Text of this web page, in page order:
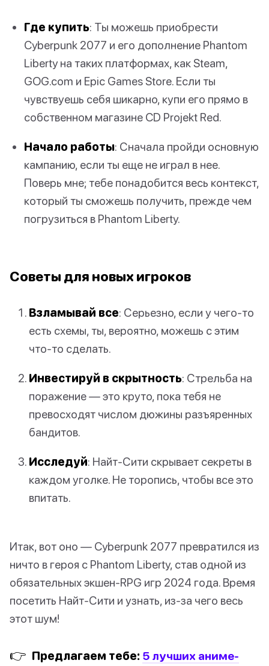
Где купить: Ты можешь приобрести
Cyberpunk 2077 и его дополнение Phantom
Liberty на таких платформах, как Steam,
GOG.com и Epic Games Store. Если ты
чувствуешь себя шикарно, купи его прямо в
собственном магазине CD Projekt Red.
Начало работы: Сначала пройди основную
кампанию, если ты еще не играл в нее.
Поверь мне; тебе понадобится весь контекст,
который ты сможешь получить, прежде чем
погрузиться в Phantom Liberty.
Советы для новых игроков
Взламывай все: Серьезно, если у чего-то
есть схемы, ты, вероятно, можешь с этим
что-то сделать.
Инвестируй в скрытность: Стрельба на
поражение — это круто, пока тебя не
превосходят числом дюжины разъяренных
бандитов.
Исследуй: Найт-Сити скрывает секреты в
каждом уголке. Не торопись, чтобы все это
впитать.
Итак, вот оно — Cyberpunk 2077 превратился из
ничто в героя с Phantom Liberty, став одной из
обязательных экшен-RPG игр 2024 года. Время
посетить Найт-Сити и узнать, из-за чего весь
этот шум!
👉 Предлагаем тебе: 5 лучших аниме-